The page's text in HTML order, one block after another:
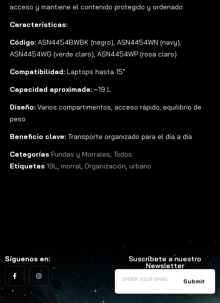
acceso y mantiene el contenido protegido y ordenado.
Características:
Código: ASN4454BWBK (negro), ASN4454WN (navy),
ASN4454WG (verde claro), ASN4454WP (rosa claro)
Compatibilidad: Laptops hasta 15″
Capacidad aproximada: ~19 L
Diseño: Varios compartimentos, acceso rápido, equilibrio de
peso
Beneficio clave: Transporte organizado para el día a día
Categorías Fundas y Morrales, Todos
Etiquetas 19L, morral, Organización, urbano
Síguenos en: Suscríbete a nuestro
Newsletter